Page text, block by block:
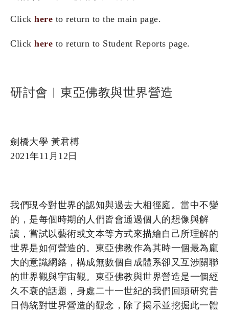
Click here to return to the main page.
Click here to return to Student Reports page.
研討會︱東亞佛教與世界營造
劍橋大學 黃君榑
2021年11月12日
我們現今對世界的認知與過去大相徑庭。當中不變
的，是每個時期的人們皆會通過個人的想像與解
讀，嘗試以藝術或文本等方式來描繪自己所理解的
世界是如何營造的。東亞佛教作為其時一個最為龐
大的意識網絡，構成無數個自成體系卻又互涉關聯
的世界觀與宇宙觀。東亞佛教與世界營造是一個經
久不衰的話題，身處二十一世紀的我們回頭研究昔
日傳統對世界營造的觀念，除了揭示並挖掘此一體